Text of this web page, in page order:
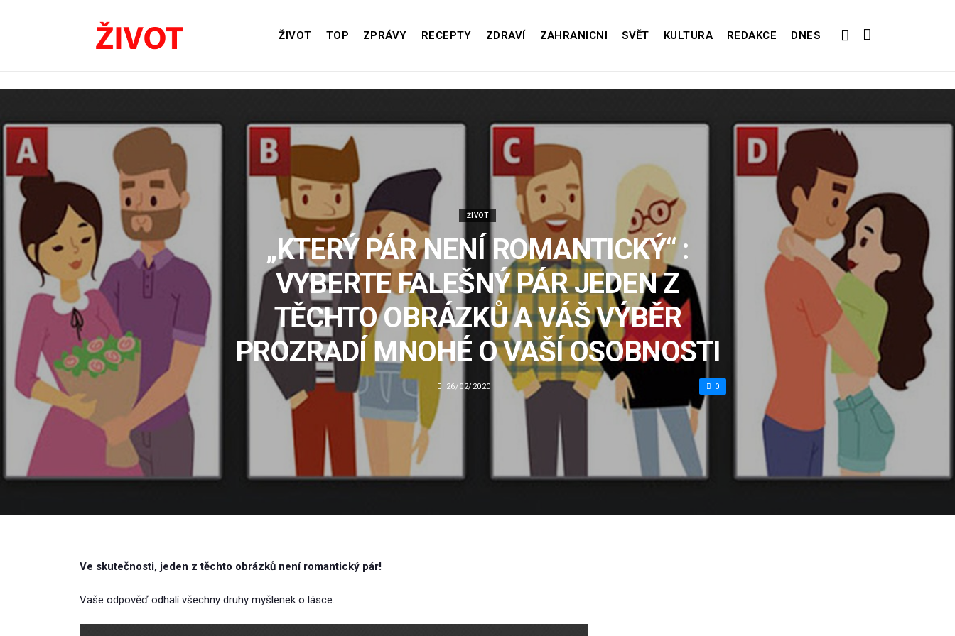
ŽIVOT TOP ZPRÁVY RECEPTY ZDRAVÍ ZAHRANICNI SVĚT KULTURA REDAKCE DNES
ŽIVOT
„KTERÝ PÁR NENÍ ROMANTICKÝ“ :
VYBERTE FALEŠNÝ PÁR JEDEN Z
TĚCHTO OBRÁZKŮ A VÁŠ VÝBĚR
PROZRADÍ MNOHÉ O VAŠÍ OSOBNOSTI
26/02/2020 0
Ve skutečnosti, jeden z těchto obrázků není romantický pár!
Vaše odpověď odhalí všechny druhy myšlenek o lásce.